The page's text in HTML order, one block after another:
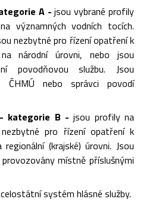
A - jsou vybrané profily
významných vodních tocích.
nezbytné pro řízení opatření k
národní úrovni, nebo jsou
povodňovou službu. Jsou
ČHMÚ nebo správci povodí
kategorie B - jsou profily na
pro řízení opatření k
(krajské) úrovni. Jsou
místně příslušnými
systém hlásné služby.